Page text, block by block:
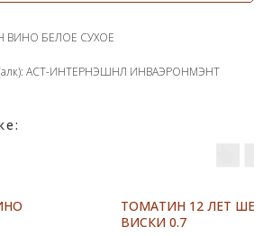
ВИНО БЕЛОЕ СУХОЕ
(алк): АСТ-ИНТЕРНЭШНЛ ИНВАЭРОНМЭНТ
ТОМАТИН 12 ЛЕТ
ВИСКИ 0.7